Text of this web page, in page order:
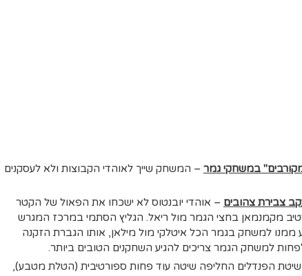
במשחקי גמר – המשחק שייך לאוהדי הקבוצות ולא לעסקנים
צבירת צהובים – אוהדי יובנטוס לא ישכחו את הפאול של הקטר
מקמנמאן בחצי הגמר מול ריאל. הגליץ הסתמי במרכז המגרש
ממנו למשחק בגמר הכל איטלקי מול מילאן, אותו הגברת הזקנה
למשחק הגמר צריכים להגיע השחקנים הטובים ביותר.
הפנדלים החליפה שיטה עוד פחות ספורטיבית (הטלת מטבע),